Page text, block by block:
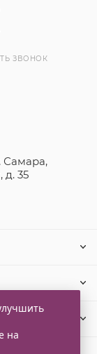
ЗВОНОК
Самара,
д. 35
на